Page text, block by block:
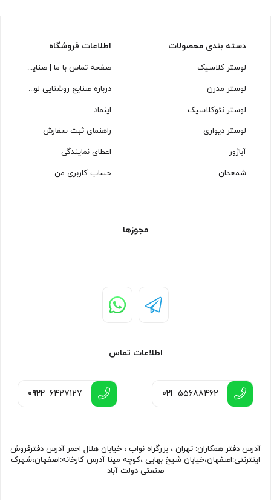
دسته بندی محصولات
لوستر کلاسیک
لوستر مدرن
لوستر نئوکلاسیک
لوستر دیواری
آباژور
شمعدان
اطلاعات فروشگاه
صفحه تماس با ما | صنایع روشنایی لوسترسازان
درباره صنایع روشنایی لوسترسازان
اینماد
راهنمای ثبت سفارش
اعطای نمایندگی
حساب کاربری من
مجوزها
اطلاعات تماس
021 55688462
0922 6427127
آدرس دفتر همکاران: تهران ، بزرگراه نواب ، خیابان هلال احمر آدرس دفترفروش
اینترنتی:اصفهان،خیابان شیخ بهایی ،کوچه مینا آدرس کارخانه:اصفهان،شهرک
صنعتی دولت آباد